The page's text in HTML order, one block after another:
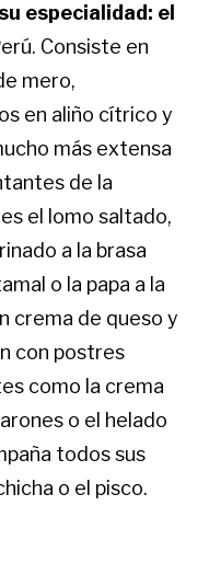
su especialidad: el
Consiste en
mero,
en aliño cítrico y
más extensa
de la
el lomo saltado,
a la brasa
o la papa a la
crema de queso y
con postres
como la crema
o el helado
todos sus
o el pisco.